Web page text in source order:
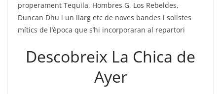
properament Tequila, Hombres G, Los Rebeldes,
Duncan Dhu i un llarg etc de noves bandes i solistes
mítics de l’època que s’hi incorporaran al repartori
Descobreix La Chica de
Ayer